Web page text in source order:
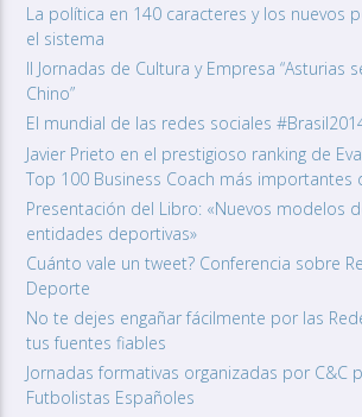
La política en 140 caracteres y los nuevos
el sistema
II Jornadas de Cultura y Empresa “Asturias
Chino”
El mundial de las redes sociales
Javier Prieto en el prestigioso ranking de
Top 100 Business Coach más importantes
Presentación del Libro: «Nuevos modelos
entidades deportivas»
Cuánto vale un tweet? Conferencia sobre
Deporte
No te dejes engañar fácilmente por las
tus fuentes fiables
Jornadas formativas organizadas por C&C
Futbolistas Españoles